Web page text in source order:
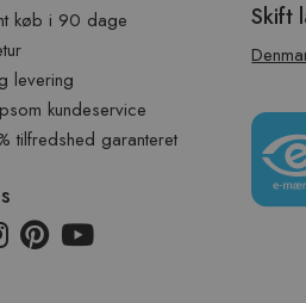
køb i 90 dage
levering
kundeservice
tilfredshed garanteret
Skift